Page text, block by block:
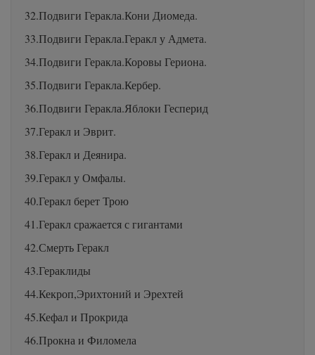
32.Подвиги Геракла.Кони Диомеда.
33.Подвиги Геракла.Геракл у Адмета.
34.Подвиги Геракла.Коровы Гериона.
35.Подвиги Геракла.Кербер.
36.Подвиги Геракла.Яблоки Гесперид
37.Геракл и Эврит.
38.Геракл и Деянира.
39.Геракл у Омфалы.
40.Геракл берет Трою
41.Геракл сражается с гигантами
42.Смерть Геракл
43.Гераклиды
44.Кекроп,Эрихтоний и Эрехтей
45.Кефал и Прокрида
46.Прокна и Филомела